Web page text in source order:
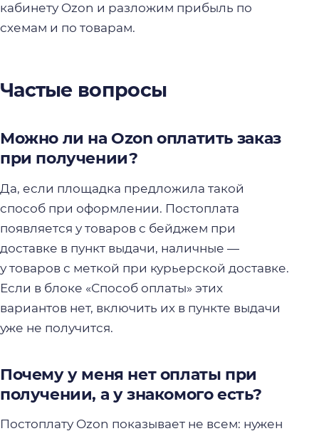
кабинету Ozon и разложим прибыль по
схемам и по товарам.
Частые вопросы
Можно ли на Ozon оплатить заказ
при получении?
Да, если площадка предложила такой
способ при оформлении. Постоплата
появляется у товаров с бейджем при
доставке в пункт выдачи, наличные —
у товаров с меткой при курьерской доставке.
Если в блоке «Способ оплаты» этих
вариантов нет, включить их в пункте выдачи
уже не получится.
Почему у меня нет оплаты при
получении, а у знакомого есть?
Постоплату Ozon показывает не всем: нужен